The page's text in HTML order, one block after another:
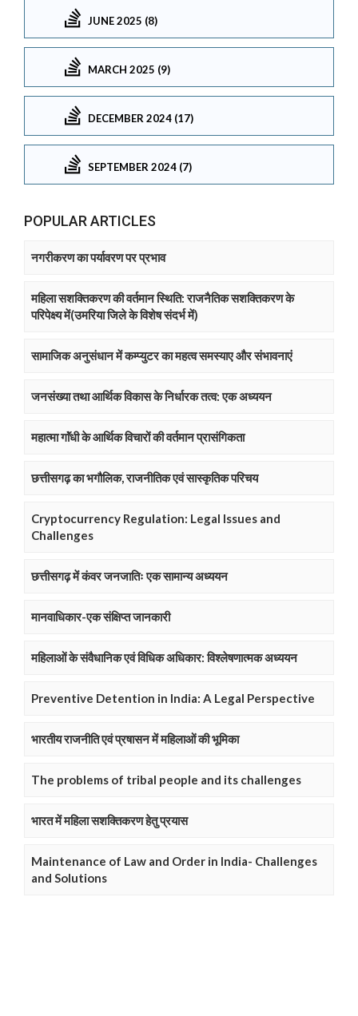
JUNE 2025 (8)
MARCH 2025 (9)
DECEMBER 2024 (17)
SEPTEMBER 2024 (7)
POPULAR ARTICLES
नगरीकरण का पर्यावरण पर प्रभाव
महिला सशक्तिकरण की वर्तमान स्थिति: राजनैतिक सशक्तिकरण के
परिपेक्ष्य में(उमरिया जिले के विशेष संदर्भ में)
सामाजिक अनुसंधान में कम्प्युटर का महत्व समस्याए और संभावनाएं
जनसंख्या तथा आर्थिक विकास के निर्धारक तत्व: एक अध्ययन
महात्मा गाॅंधी के आर्थिक विचारों की वर्तमान प्रासंगिकता
छत्तीसगढ़ का भगौलिक, राजनीतिक एवं सास्कृतिक परिचय
Cryptocurrency Regulation: Legal Issues and
Challenges
छत्तीसगढ़ में कंवर जनजातिः एक सामान्य अध्ययन
मानवाधिकार-एक संक्षिप्त जानकारी
महिलाओं के संवैधानिक एवं विधिक अधिकार: विश्लेषणात्मक अध्ययन
Preventive Detention in India: A Legal Perspective
भारतीय राजनीति एवं प्रषासन में महिलाओं की भूमिका
The problems of tribal people and its challenges
भारत में महिला सशक्तिकरण हेतु प्रयास
Maintenance of Law and Order in India- Challenges
and Solutions